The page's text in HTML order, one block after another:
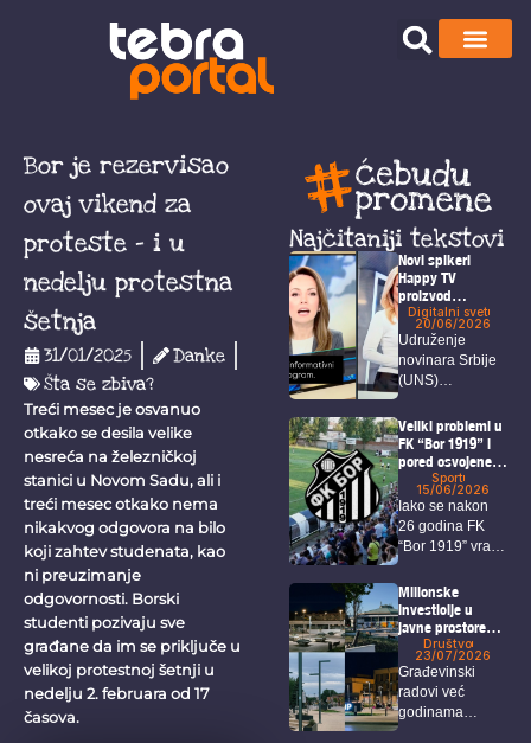
Bor je rezervisao
ovaj vikend za
proteste – i u
nedelju protestna
šetnja
31/01/2025
Danke
Šta se zbiva?
Treći mesec je osvanuo
otkako se desila velike
nesreća na železničkoj
stanici u Novom Sadu, ali i
treći mesec otkako nema
nikakvog odgovora na bilo
koji zahtev studenata, kao
ni preuzimanje
odgovornosti. Borski
studenti pozivaju sve
građane da im se priključe u
velikoj protestnoj šetnji u
nedelju 2. februara od 17
časova.
Najčitaniji tekstovi
Novi spikeri
Happy TV
proizvod
veštačke
inteligencije
Digitalni svet
20/06/2026
Udruženje
novinara Srbije
(UNS)
Happy TV nije
obavestila...
Veliki problemi u
FK “Bor 1919” i
pored osvojene
titule i ulaska u
veći rang
Sport
15/06/2026
Iako se nakon
26 godina FK
“Bor 1919” vratio
Milionske
investicije u
javne prostore
koje Borani jedva
koriste
Društvo
23/07/2026
Građevinski
radovi već
godinama